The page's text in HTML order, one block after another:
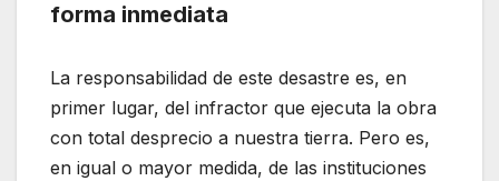
forma inmediata
La responsabilidad de este desastre es, en
primer lugar, del infractor que ejecuta la obra
con total desprecio a nuestra tierra. Pero es,
en igual o mayor medida, de las instituciones